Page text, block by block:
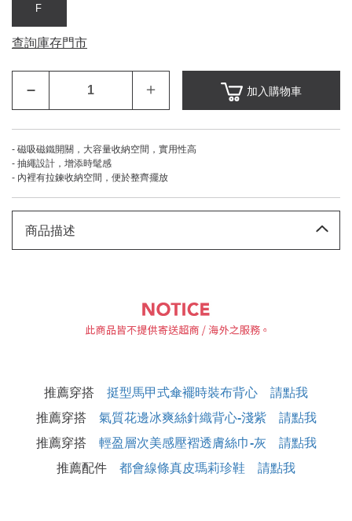
F
查詢庫存門市
– ＋ 加入購物車
- 磁吸磁鐵開關，大容量收納空間，實用性高
- 抽繩設計，增添時髦感
- 內裡有拉鍊收納空間，便於整齊擺放
商品描述
推薦穿搭 挺型馬甲式傘襬時裝布背心 請點我
推薦穿搭 氣質花邊冰爽絲針織背心-淺紫 請點我
推薦穿搭 輕盈層次美感壓褶透膚絲巾-灰 請點我
推薦配件 都會線條真皮瑪莉珍鞋 請點我